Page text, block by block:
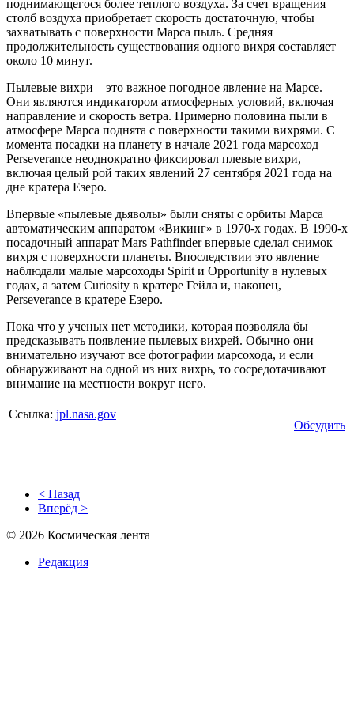
поднимающегося более теплого воздуха. За счет вращения
столб воздуха приобретает скорость достаточную, чтобы
захватывать с поверхности Марса пыль. Средняя
продолжительность существования одного вихря составляет
около 10 минут.
Пылевые вихри – это важное погодное явление на Марсе.
Они являются индикатором атмосферных условий, включая
направление и скорость ветра. Примерно половина пыли в
атмосфере Марса поднята с поверхности такими вихрями. С
момента посадки на планету в начале 2021 года марсоход
Perseverance неоднократно фиксировал плевые вихри,
включая целый рой таких явлений 27 сентября 2021 года на
дне кратера Езеро.
Впервые «пылевые дьяволы» были сняты с орбиты Марса
автоматическим аппаратом «Викинг» в 1970-х годах. В 1990-х
посадочный аппарат Mars Pathfinder впервые сделал снимок
вихря с поверхности планеты. Впоследствии это явление
наблюдали малые марсоходы Spirit и Opportunity в нулевых
годах, а затем Curiosity в кратере Гейла и, наконец,
Perseverance в кратере Езеро.
Пока что у ученых нет методики, которая позволяла бы
предсказывать появление пылевых вихрей. Обычно они
внимательно изучают все фотографии марсохода, и если
обнаруживают на одной из них вихрь, то сосредотачивают
внимание на местности вокруг него.
Ссылка: jpl.nasa.gov
Обсудить
< Назад
Вперёд >
© 2026 Космическая лента
Редакция